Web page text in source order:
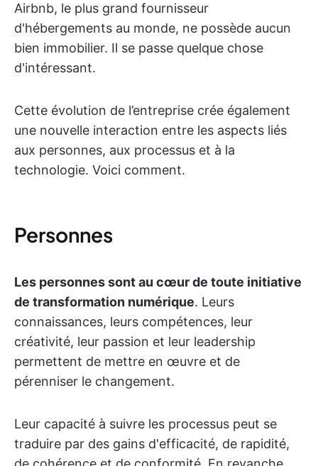
Airbnb, le plus grand fournisseur
d'hébergements au monde, ne possède aucun
bien immobilier. Il se passe quelque chose
d'intéressant.
Cette évolution de l’entreprise crée également
une nouvelle interaction entre les aspects liés
aux personnes, aux processus et à la
technologie. Voici comment.
Personnes
Les personnes sont au cœur de toute initiative
de transformation numérique. Leurs
connaissances, leurs compétences, leur
créativité, leur passion et leur leadership
permettent de mettre en œuvre et de
pérenniser le changement.
Leur capacité à suivre les processus peut se
traduire par des gains d'efficacité, de rapidité,